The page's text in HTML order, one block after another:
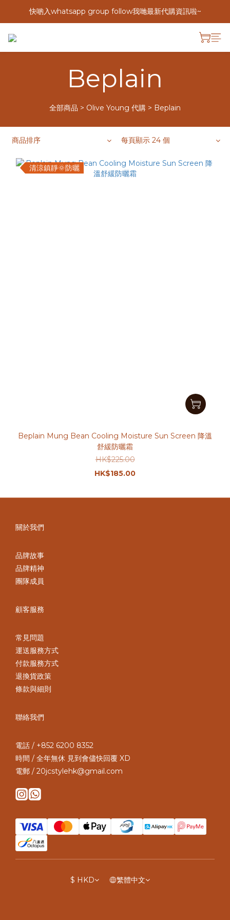
快啲入whatsapp group follow我哋最新代購資訊啦~
Beplain
全部商品 > Olive Young 代購 > Beplain
商品排序 每頁顯示 24 個
清涼鎮靜🌞防曬
Beplain Mung Bean Cooling Moisture Sun Screen 降溫
舒緩防曬霜
HK$225.00
HK$185.00
關於我們
品牌故事
品牌精神
團隊成員
顧客服務
常見問題
運送服務方式
付款服務方式
退換貨政策
條款與細則
聯絡我們
電話 / +852 6200 8352
時間 / 全年無休 見到會儘快回覆 XD
電郵 / 20jcstylehk@gmail.com
$ HKD 繁體中文